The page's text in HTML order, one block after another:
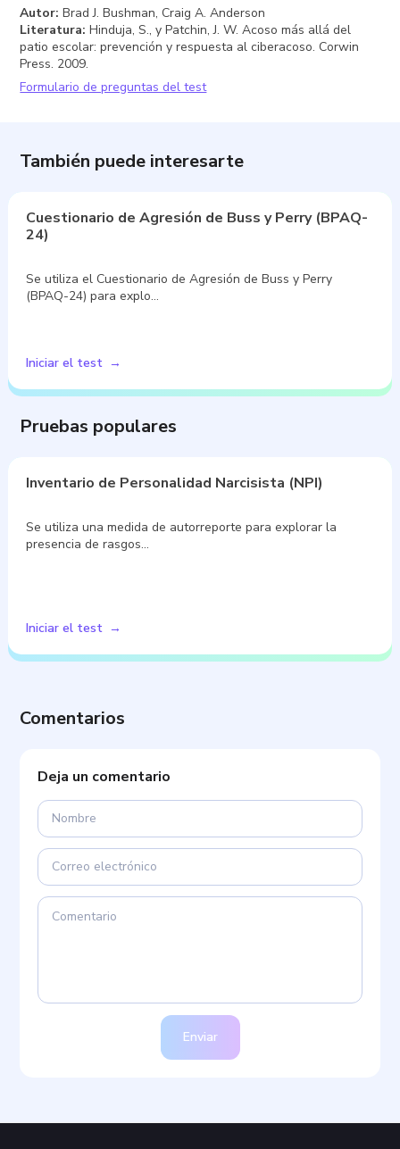
Autor: Brad J. Bushman, Craig A. Anderson
Literatura: Hinduja, S., y Patchin, J. W. Acoso más allá del
patio escolar: prevención y respuesta al ciberacoso. Corwin
Press. 2009.
Formulario de preguntas del test
También puede interesarte
Cuestionario de Agresión de Buss y Perry (BPAQ-
24)
Se utiliza el Cuestionario de Agresión de Buss y Perry
(BPAQ-24) para explo…
Iniciar el test
Pruebas populares
Inventario de Personalidad Narcisista (NPI)
Se utiliza una medida de autorreporte para explorar la
presencia de rasgos…
Iniciar el test
Comentarios
Deja un comentario
Enviar